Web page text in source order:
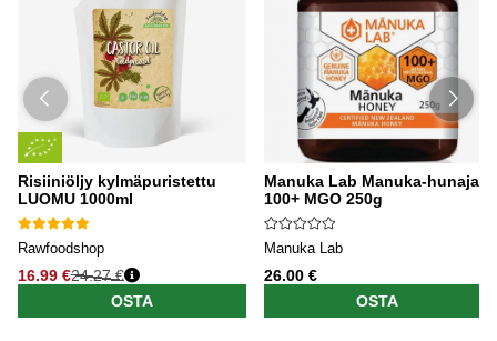
Risiiniöljy kylmäpuristettu
LUOMU 1000ml
Rawfoodshop
16.99 €24.27 €
OSTA
Manuka Lab Manuka-hunaja
100+ MGO 250g
Manuka Lab
26.00 €
OSTA